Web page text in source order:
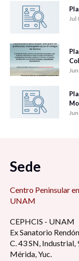
Jul
Sede
Centro Peninsular
UNAM
CEPHCIS - UNAM
Ex Sanatorio
C. 43 SN, Industrial,
Mérida, Yuc.